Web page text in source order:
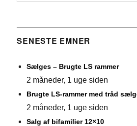
SENESTE EMNER
Sælges – Brugte LS rammer
2 måneder, 1 uge siden
Brugte LS-rammer med tråd
2 måneder, 1 uge siden
Salg af bifamilier 12×10